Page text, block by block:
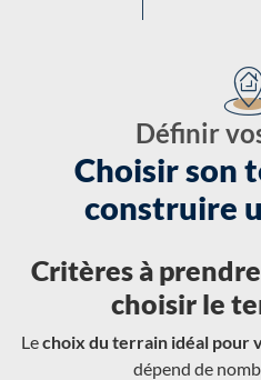
Définir
Choisir son
construire
Critères à
choisir le
Lechoix du terrain idéal pour
dépend de